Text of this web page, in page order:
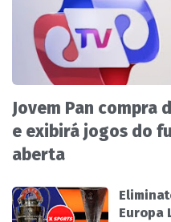
Jovem Pan compra
e exibirá jogos do
aberta
Europa